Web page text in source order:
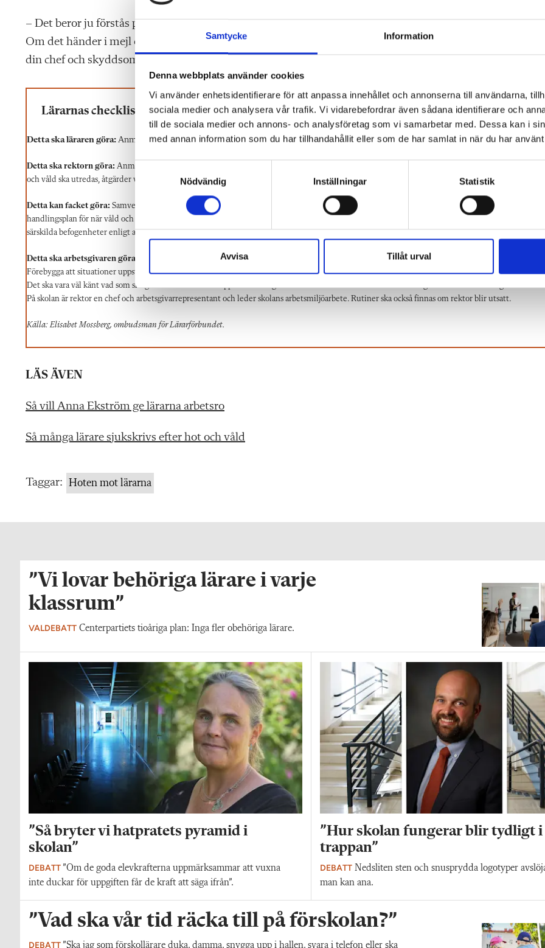
Samtycke Information
Denna webbplats använder cookies
Vi använder enhetsidentifierare för att anpassa innehållet och annonserna till användarna,
sociala medier och analysera vår trafik. Vi vidarebefordrar även sådana identifierare och
till de sociala medier och annons- och analysföretag som vi samarbetar med. Dessa kan i
med annan information som du har tillhandahållit eller som de har samlat in när du har
S
a
t
k
e
s
v
l
Nödvändig Inställningar Statistik
Avvisa Tillåt urval
– Det beror ju förstås på situationen – men generellt är det klokt att så lugnt du kan backa ur situationen.
Om det händer i mejl eller på sociala medier, svara inte med en gång. Ta så snabbt som möjligt kontakt
din chef och skyddsombud och berätta vad som hänt, säger Elisabet Mossberg.
Lärarnas checklista – så hanterar du hot och våld
Detta ska läraren göra: Anmäla alla händelser till sin chef. Prata även med skyddsombudet. Anmäla arbetsskada till AFA försäkring
Detta ska rektorn göra: Anmäla arbetsskada till Försäkringskassan. Allvarliga händelser anmäls även till Arbetsmiljöverket. Alla händelser med
och våld ska utredas, åtgärder vidtas och de ska även följas upp.
Detta kan facket göra: Samverka med arbetsgivaren i det systematiska arbetsmiljöarbetet för att förebygga våld och hot. Se till att det finns en
handlingsplan för när våld och hot händer och att den ska vara väl känd. Ställa krav på arbetsgivaren om det inte händer något. Skyddsombudet
särskilda befogenheter enligt arbetsmiljölagen. Ge råd och stöd till den som blivit utsatt. Målsägarservice i de fall medlemmar är brottsoffer.
Detta ska arbetsgivaren göra:
Förebygga att situationer uppstår. Se till att policy, rutiner och handlingsplaner upprättas och att kunskaper om våld och hot finns hos alla
Det ska vara väl känt vad som ska göras när situationer uppstår. Arbetsgivaren ska också säkerställa att arbetet fungerar och att tillräckliga resurser
På skolan är rektor en chef och arbetsgivarrepresentant och leder skolans arbetsmiljöarbete. Rutiner ska också finnas om rektor blir utsatt.
Källa: Elisabet Mossberg, ombudsman för Lärarförbundet.
LÄS ÄVEN
Så vill Anna Ekström ge lärarna arbetsro
Så många lärare sjukskrivs efter hot och våld
Taggar: Hoten mot lärarna
”Vi lovar behöriga lärare i varje
klassrum”
VALDEBATT Centerpartiets tioåriga plan: Inga fler obehöriga lärare.
”Så bryter vi hatpratets pyramid i
skolan”
DEBATT ”Om de goda elevkrafterna uppmärksammar att vuxna
inte duckar för uppgiften får de kraft att säga ifrån”.
”Hur skolan fungerar blir tydligt i
trappan”
DEBATT Nedsliten sten och snusprydda logotyper
man kan ana.
”Vad ska vår tid räcka till på förskolan?”
DEBATT ”Ska jag som förskollärare duka, damma, snygga upp i hallen, svara i telefon eller ska